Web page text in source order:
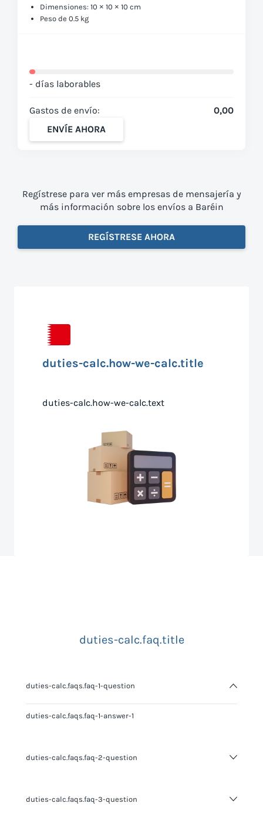
Dimensiones: 10 × 10 × 10 cm
Peso de 0.5 kg
- días laborables
Gastos de envío:
0,00
ENVÍE AHORA
Regístrese para ver más empresas de mensajería y
más información sobre los envíos a Baréin
REGÍSTRESE AHORA
duties-calc.how-we-calc.title
duties-calc.how-we-calc.text
duties-calc.faq.title
duties-calc.faqs.faq-1-question
duties-calc.faqs.faq-1-answer-1
duties-calc.faqs.faq-2-question
duties-calc.faqs.faq-3-question